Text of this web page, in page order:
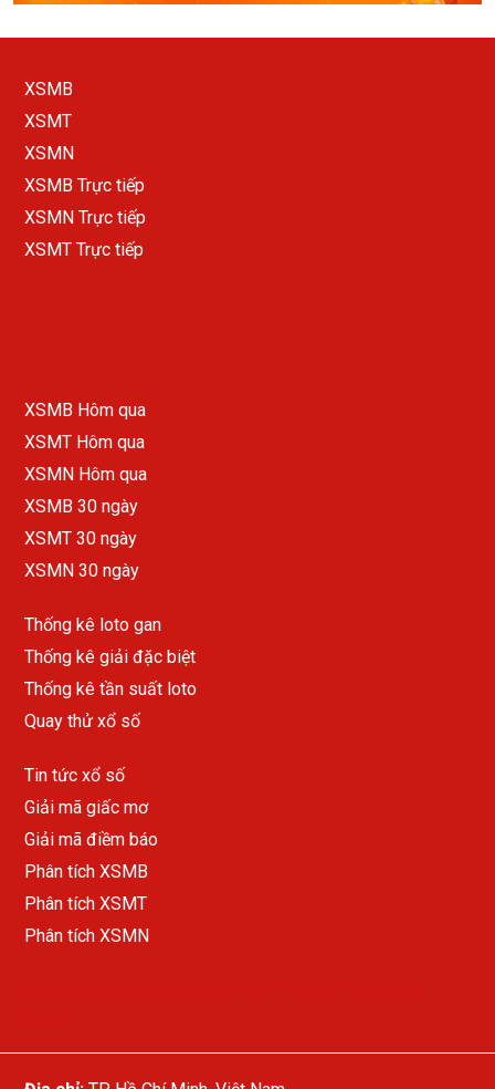
XSMB
XSMT
XSMN
XSMB Trực tiếp
XSMN Trực tiếp
XSMT Trực tiếp
XSMB Hôm qua
XSMT Hôm qua
XSMN Hôm qua
XSMB 30 ngày
XSMT 30 ngày
XSMN 30 ngày
Thống kê loto gan
Thống kê giải đặc biệt
Thống kê tần suất loto
Quay thử xổ số
Tin tức xổ số
Giải mã giấc mơ
Giải mã điềm báo
Phân tích XSMB
Phân tích XSMT
Phân tích XSMN